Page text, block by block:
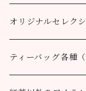
200g
100g
50g
100g
ロヒーニ茶園
50g
100g
200g
100g
200g
100g
200g
アールグレイ・オ
100g
200g
ウバ
100g
200g
ルフナ
オリジナルセレク
八ヶ岳ブレンド
ティーバッグ各種